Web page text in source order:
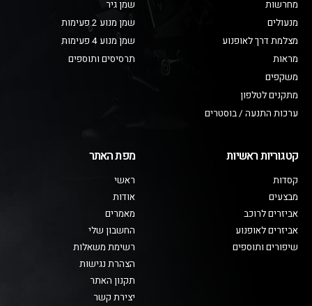
מחרשות
מנעולים
מצלמת דרך לאופנוע
מראות
משקפים
מתקנים לטלפון
ערכות התנעה / בוסטרים
שמן גיר
שמן מנוע 2 פעימות
שמן מנוע 4 פעימות
תרסיסים ותוספים
קטגוריות ראשיות
קסדות
מבצעים
אביזרים לרוכב
אביזרים לאופנוע
שיפורים ותוספים
מפת האתר
ראשי
אודות
מאמרים
החשבון שלי
רשימת משאלות
הצהרת נגישות
תקנון האתר
יצירת קשר